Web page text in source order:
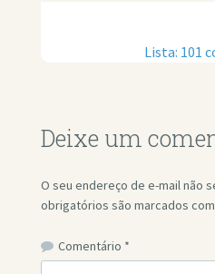
Lista: 101
Deixe um
O seu endereço de e-mail não
obrigatórios são marcados com
Comentário *